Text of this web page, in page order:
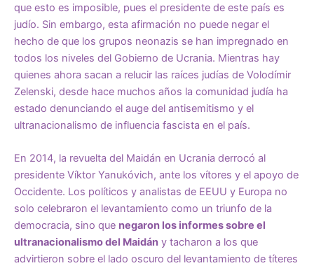
que esto es imposible, pues el presidente de este país es
judío. Sin embargo, esta afirmación no puede negar el
hecho de que los grupos neonazis se han impregnado en
todos los niveles del Gobierno de Ucrania. Mientras hay
quienes ahora sacan a relucir las raíces judías de Volodímir
Zelenski, desde hace muchos años la comunidad judía ha
estado denunciando el auge del antisemitismo y el
ultranacionalismo de influencia fascista en el país.
En 2014, la revuelta del Maidán en Ucrania derrocó al
presidente Víktor Yanukóvich, ante los vítores y el apoyo de
Occidente. Los políticos y analistas de EEUU y Europa no
solo celebraron el levantamiento como un triunfo de la
democracia, sino que negaron los informes sobre el
ultranacionalismo del Maidán y tacharon a los que
advirtieron sobre el lado oscuro del levantamiento de títeres